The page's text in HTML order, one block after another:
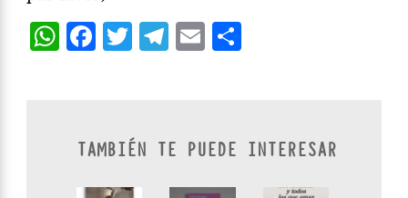
WhatsApp
Facebook
Twitter
Telegram
Email
TAMBIÉN TE PUEDE INTERESAR